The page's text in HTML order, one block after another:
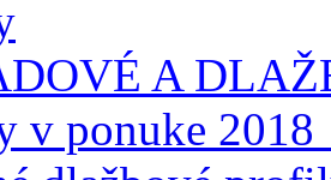
A
v ponuke 2018